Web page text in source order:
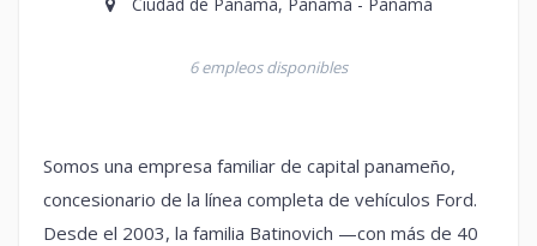
6 empleos disponibles
Somos una empresa familiar de capital panameño,
concesionario de la línea completa de vehículos Ford.
Desde el 2003, la familia Batinovich —con más de 40